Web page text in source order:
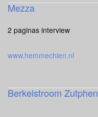
Mezza
2 paginas interview
www.hemmechien.nl
Berkelstroom Zutphen